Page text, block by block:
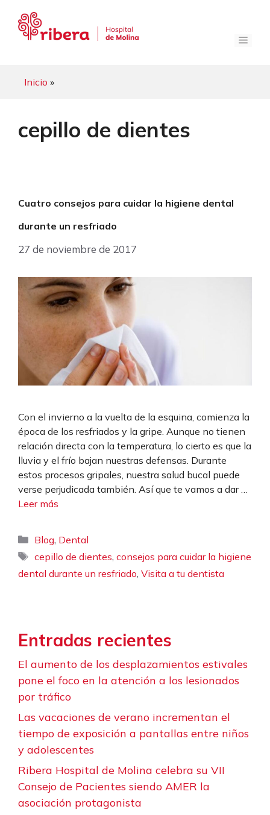
contenido
Menú
Inicio »
cepillo de dientes
Cuatro consejos para cuidar la higiene dental
durante un resfriado
27 de noviembre de 2017
Con el invierno a la vuelta de la esquina, comienza la
época de los resfriados y la gripe. Aunque no tienen
relación directa con la temperatura, lo cierto es que la
lluvia y el frío bajan nuestras defensas. Durante
estos procesos gripales, nuestra salud bucal puede
verse perjudicada también. Así que te vamos a dar …
Leer más
Categorías
Blog, Dental
Etiquetas
cepillo de dientes,consejos para cuidar la higiene
dental durante un resfriado, Visita a tu dentista
Entradas recientes
El aumento de los desplazamientos estivales
pone el foco en la atención a los lesionados
por tráfico
Las vacaciones de verano incrementan el
tiempo de exposición a pantallas entre niños
y adolescentes
Ribera Hospital de Molina celebra su VII
Consejo de Pacientes siendo AMER la
asociación protagonista